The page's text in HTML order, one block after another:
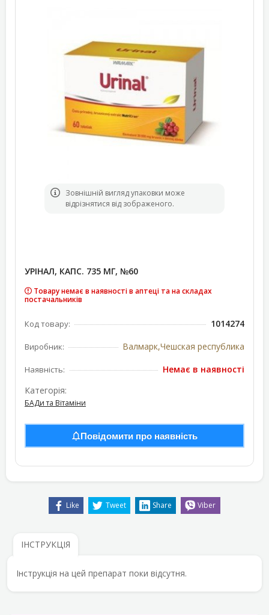
Зовнішній вигляд упаковки може
відрізнятися від зображеного.
УРІНАЛ, КАПС. 735 МГ, №60
Товару немає в наявності в аптеці та на складах
постачальників
Код товару: 1014274
Виробник: Валмарк,Чешская республика
Наявність:
Немає в наявності
Категорія:
БАДи та Вітаміни
Повідомити про наявність
Like Tweet Share Viber
ІНСТРУКЦІЯ
Інструкція на цей препарат поки відсутня.